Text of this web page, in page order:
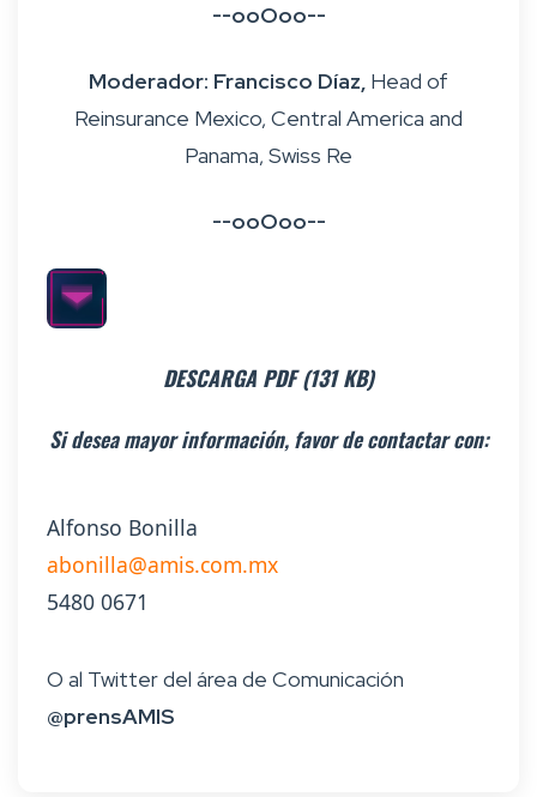
--ooOoo--
Moderador: Francisco Díaz, Head of
Reinsurance Mexico, Central America and
Panama, Swiss Re
--ooOoo--
DESCARGA PDF (131 KB)
Si desea mayor información, favor de contactar con:
Alfonso Bonilla
abonilla@amis.com.mx
5480 0671
O al Twitter del área de Comunicación
@prensAMIS